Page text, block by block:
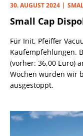
30. AUGUST 2024
Small Cap
Für Init, Pfeiffer
Kaufempfehlungen.
(vorher: 36,00 Euro) angehoben. In
Wochen wurden wir
ausgestoppt.